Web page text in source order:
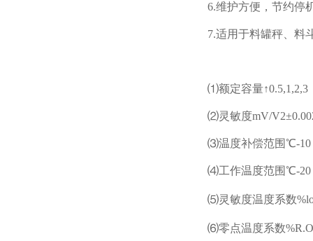
6.维护方便，节约停
7.适用于料罐秤、料斗
⑴额定容量↑0.5,1,2,3
⑵灵敏度mV/
⑶温度补偿范围℃-10
⑷工作温度范围℃-20
⑸灵敏度温度系数
⑹零点温度系数